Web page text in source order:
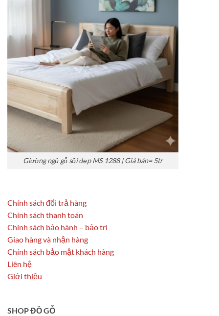
Giường ngủ gỗ sồi đẹp MS 1288 | Giá bán= 5tr
Chính sách đổi trả hàng
Chính sách thanh toán
Chính sách bảo hành – bảo trì
Giao hàng và nhận hàng
Chính sách bảo mật khách hàng
Liên hệ
Giới thiệu
SHOP ĐỒ GỖ